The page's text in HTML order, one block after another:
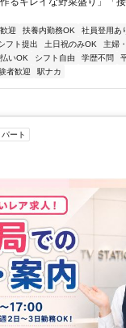
迎 扶養内勤務OK 社員登用あ
フト提出 土日祝のみOK 主婦
いOK シフト自由 学歴不問
者歓迎 駅ナカ
ート